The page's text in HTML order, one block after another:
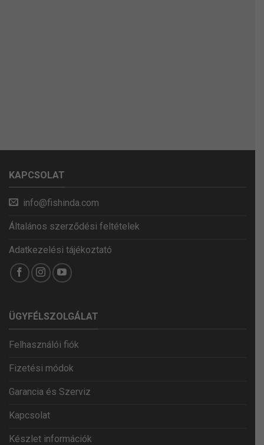
KAPCSOLAT
info@fishinda.com
Általános szerződési feltételek
Adatkezelési tájékoztató
ÜGYFÉLSZOLGÁLAT
Felhasználói fiók
Fizetési módok
Garancia és Szerviz
Kapcsolat
Készlet információk